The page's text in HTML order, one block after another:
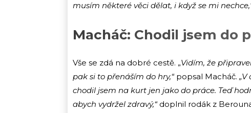
musím některé věci dělat, i když se mi
Macháč: Chodil jsem do
Vše se zdá na dobré cestě. „Vidím, že
pak si to přenáším do hry,“ popsal Macháč.
chodil jsem na kurt jen jako do práce. Teď
abych vydržel zdravý,“doplnil rodák z